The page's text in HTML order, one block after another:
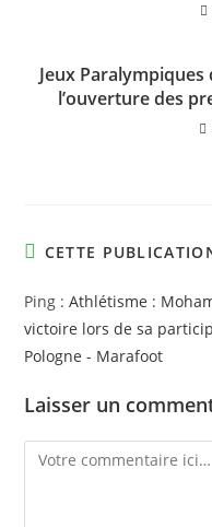
Jeux Paralympiques
l’ouverture des
CETTE
Ping :Athlétisme :
victoire lors de sa
Pologne - Marafoot
Laisser un
Comment